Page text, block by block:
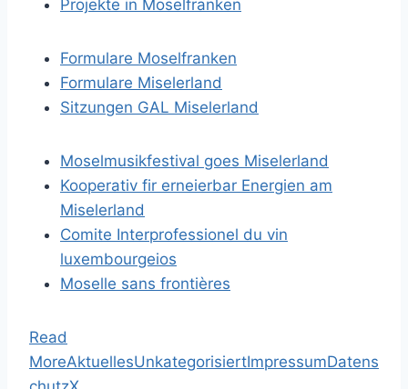
Projekte in Moselfranken
Formulare Moselfranken
Formulare Miselerland
Sitzungen GAL Miselerland
Moselmusikfestival goes Miselerland
Kooperativ fir erneierbar Energien am
Miselerland
Comite Interprofessionel du vin
luxembourgeios
Moselle sans frontières
Read
MoreAktuellesUnkategorisiertImpressumDatens